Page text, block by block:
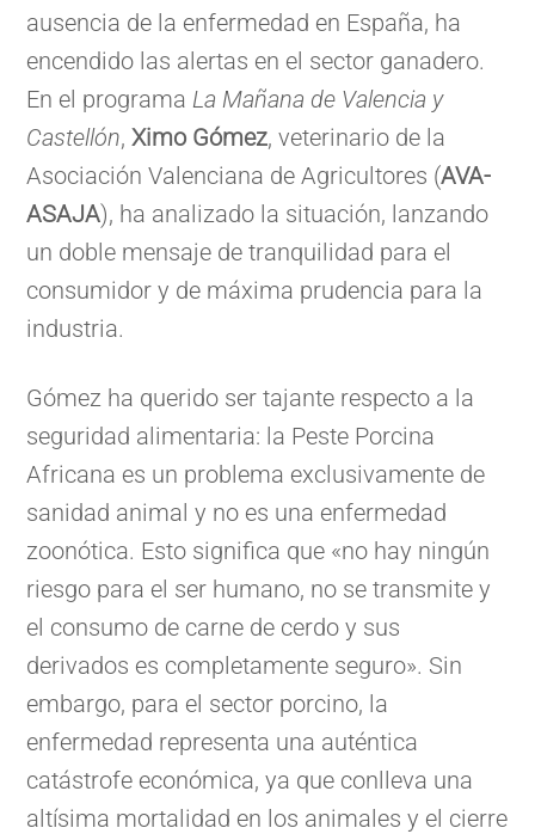
ausencia de la enfermedad en España, ha
encendido las alertas en el sector ganadero.
En el programa La Mañana de Valencia y
Castellón,Ximo Gómez, veterinario de la
Asociación Valenciana de Agricultores (AVA-
ASAJA), ha analizado la situación, lanzando
un doble mensaje de tranquilidad para el
consumidor y de máxima prudencia para la
industria.
Gómez ha querido ser tajante respecto a la
seguridad alimentaria: la Peste Porcina
Africana es un problema exclusivamente de
sanidad animal y no es una enfermedad
zoonótica. Esto significa que «no hay ningún
riesgo para el ser humano, no se transmite y
el consumo de carne de cerdo y sus
derivados es completamente seguro». Sin
embargo, para el sector porcino, la
enfermedad representa una auténtica
catástrofe económica, ya que conlleva una
altísima mortalidad en los animales y el cierre